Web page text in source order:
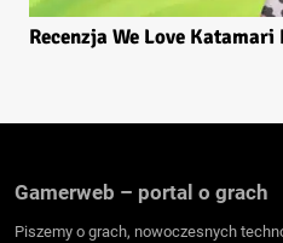
Recenzja We Love
Gamerweb – portal o grach
Piszemy o grach, nowoczesnych